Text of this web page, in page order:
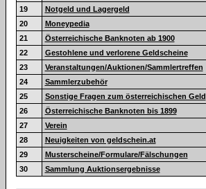
19
Notgeld und Lagergeld
20
Moneypedia
21
Österreichische Banknoten ab 1900
22
Gestohlene und verlorene Geldscheine
23
Veranstaltungen/Auktionen/Sammlertreffen
24
Sammlerzubehör
25
Sonstige Fragen zum österreichischen Geld
26
Österreichische Banknoten bis 1899
27
Verein
28
Neuigkeiten von geldschein.at
29
Musterscheine/Formulare/Fälschungen
30
Sammlung Auktionsergebnisse